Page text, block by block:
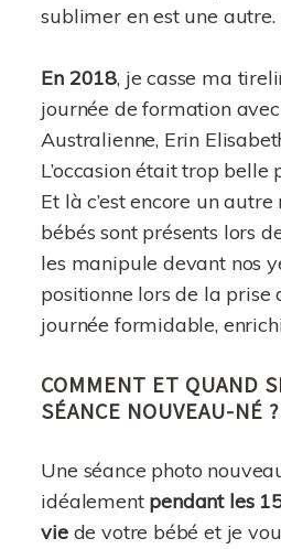
sublimer en est une autre.
En 2018, je casse ma
journée de formation
Australienne, Erin
L’occasion était trop
Et là c’est encore un
bébés sont présents lors
les manipule devant nos
positionne lors de la prise
journée formidable,
COMMENT ET QUAND
SÉANCE NOUVEAU-NÉ ?
Une séance photo
idéalement pendant les
viede votre bébé et je